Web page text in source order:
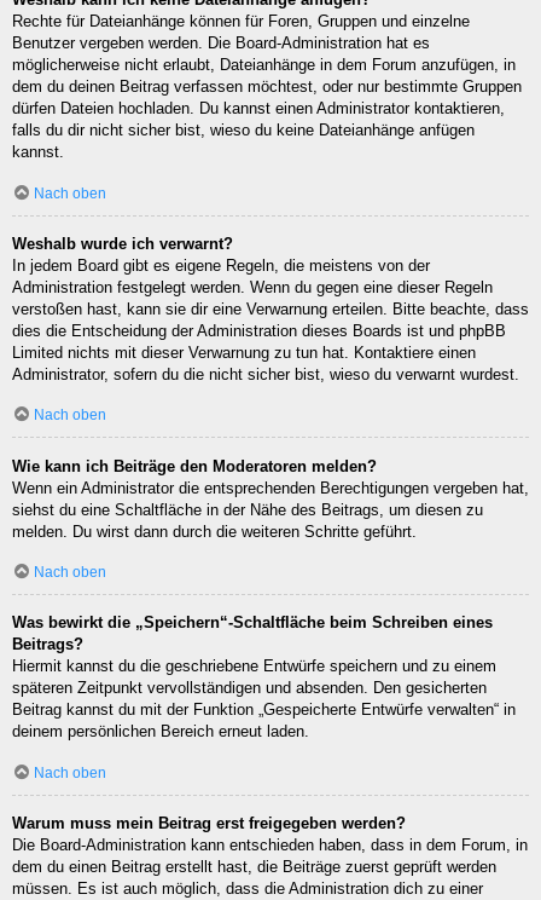
Rechte für Dateianhänge können für Foren, Gruppen und einzelne
Benutzer vergeben werden. Die Board-Administration hat es
möglicherweise nicht erlaubt, Dateianhänge in dem Forum anzufügen, in
dem du deinen Beitrag verfassen möchtest, oder nur bestimmte Gruppen
dürfen Dateien hochladen. Du kannst einen Administrator kontaktieren,
falls du dir nicht sicher bist, wieso du keine Dateianhänge anfügen
kannst.
Nach oben
Weshalb wurde ich verwarnt?
In jedem Board gibt es eigene Regeln, die meistens von der
Administration festgelegt werden. Wenn du gegen eine dieser Regeln
verstoßen hast, kann sie dir eine Verwarnung erteilen. Bitte beachte, dass
dies die Entscheidung der Administration dieses Boards ist und phpBB
Limited nichts mit dieser Verwarnung zu tun hat. Kontaktiere einen
Administrator, sofern du die nicht sicher bist, wieso du verwarnt wurdest.
Nach oben
Wie kann ich Beiträge den Moderatoren melden?
Wenn ein Administrator die entsprechenden Berechtigungen vergeben hat,
siehst du eine Schaltfläche in der Nähe des Beitrags, um diesen zu
melden. Du wirst dann durch die weiteren Schritte geführt.
Nach oben
Was bewirkt die „Speichern“-Schaltfläche beim Schreiben eines
Beitrags?
Hiermit kannst du die geschriebene Entwürfe speichern und zu einem
späteren Zeitpunkt vervollständigen und absenden. Den gesicherten
Beitrag kannst du mit der Funktion „Gespeicherte Entwürfe verwalten“ in
deinem persönlichen Bereich erneut laden.
Nach oben
Warum muss mein Beitrag erst freigegeben werden?
Die Board-Administration kann entschieden haben, dass in dem Forum, in
dem du einen Beitrag erstellt hast, die Beiträge zuerst geprüft werden
müssen. Es ist auch möglich, dass die Administration dich zu einer